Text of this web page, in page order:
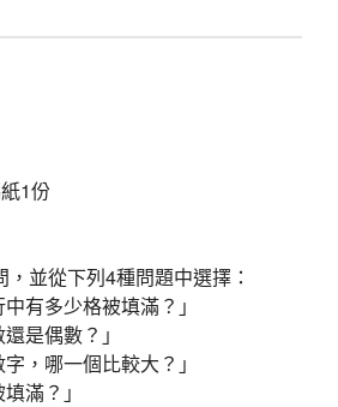
1份
並從下列4種問題中選擇：
有多少格被填滿？」
是偶數？」
，哪一個比較大？」
滿？」